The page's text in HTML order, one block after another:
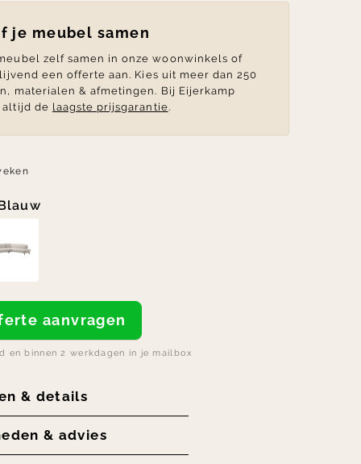
je meubel samen
zelf samen in onze woonwinkels of
een offerte aan. Kies uit meer dan 250
materialen & afmetingen. Bij Eijerkamp
altijd de laagste prijsgarantie.
aanvragen
en binnen 2 werkdagen in je mailbox
& details
& advies